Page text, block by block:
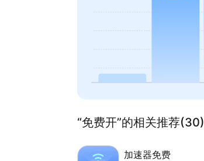
“免费开”的相关推荐(30)
加速器免费